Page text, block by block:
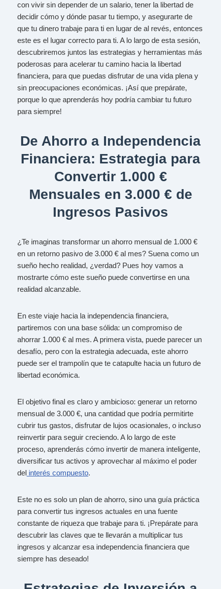
con vivir sin depender de un salario, tener la libertad de
decidir cómo y dónde pasar tu tiempo, y asegurarte de
que tu dinero trabaje para ti en lugar de al revés, entonces
este es el lugar correcto para ti. A lo largo de esta sesión,
descubriremos juntos las estrategias y herramientas más
poderosas para acelerar tu camino hacia la libertad
financiera, para que puedas disfrutar de una vida plena y
sin preocupaciones económicas. ¡Así que prepárate,
porque lo que aprenderás hoy podría cambiar tu futuro
para siempre!
De Ahorro a Independencia
Financiera: Estrategia para
Convertir 1.000 €
Mensuales en 3.000 € de
Ingresos Pasivos
¿Te imaginas transformar un ahorro mensual de 1.000 €
en un retorno pasivo de 3.000 € al mes? Suena como un
sueño hecho realidad, ¿verdad? Pues hoy vamos a
mostrarte cómo este sueño puede convertirse en una
realidad alcanzable.
En este viaje hacia la independencia financiera,
partiremos con una base sólida: un compromiso de
ahorrar 1.000 € al mes. A primera vista, puede parecer un
desafío, pero con la estrategia adecuada, este ahorro
puede ser el trampolín que te catapulte hacia un futuro de
libertad económica.
El objetivo final es claro y ambicioso: generar un retorno
mensual de 3.000 €, una cantidad que podría permitirte
cubrir tus gastos, disfrutar de lujos ocasionales, o incluso
reinvertir para seguir creciendo. A lo largo de este
proceso, aprenderás cómo invertir de manera inteligente,
diversificar tus activos y aprovechar al máximo el poder
del interés compuesto.
Este no es solo un plan de ahorro, sino una guía práctica
para convertir tus ingresos actuales en una fuente
constante de riqueza que trabaje para ti. ¡Prepárate para
descubrir las claves que te llevarán a multiplicar tus
ingresos y alcanzar esa independencia financiera que
siempre has deseado!